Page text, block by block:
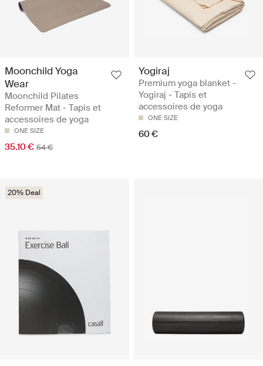
Moonchild Yoga
Wear
Moonchild Pilates
Reformer Mat - Tapis et
accessoires de yoga
ONE SIZE
35.10 € 54 €
Yogiraj
Premium yoga blanket -
Yogiraj - Tapis et
accessoires de yoga
ONE SIZE
60 €
20% Deal